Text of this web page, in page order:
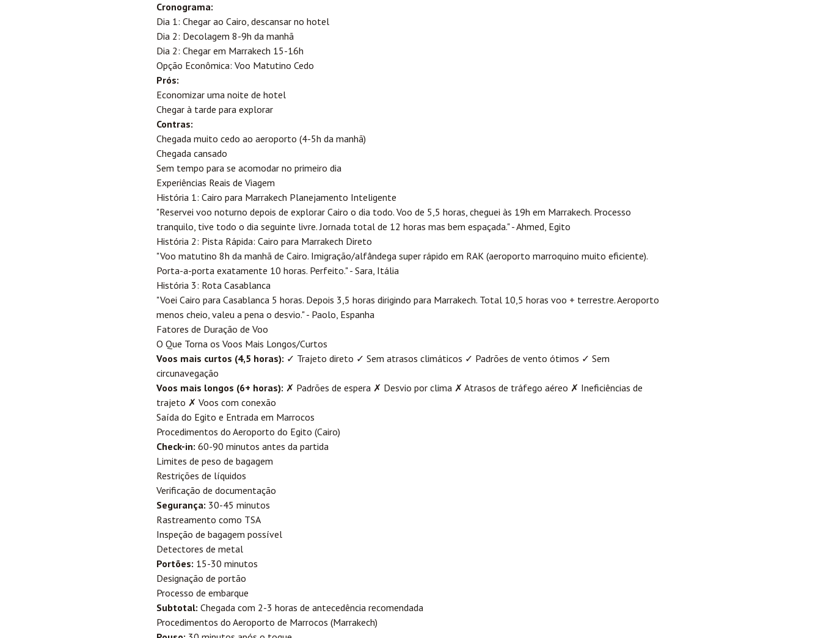
Cronograma:
Dia 1: Chegar ao Cairo, descansar no hotel
Dia 2: Decolagem 8-9h da manhã
Dia 2: Chegar em Marrakech 15-16h
Opção Econômica: Voo Matutino Cedo
Prós:
Economizar uma noite de hotel
Chegar à tarde para explorar
Contras:
Chegada muito cedo ao aeroporto (4-5h da manhã)
Chegada cansado
Sem tempo para se acomodar no primeiro dia
Experiências Reais de Viagem
História 1: Cairo para Marrakech Planejamento Inteligente
"Reservei voo noturno depois de explorar Cairo o dia todo. Voo de 5,5 horas, cheguei às 19h em Marrakech. Processo
tranquilo, tive todo o dia seguinte livre. Jornada total de 12 horas mas bem espaçada." - Ahmed, Egito
História 2: Pista Rápida: Cairo para Marrakech Direto
"Voo matutino 8h da manhã de Cairo. Imigração/alfândega super rápido em RAK (aeroporto marroquino muito eficiente).
Porta-a-porta exatamente 10 horas. Perfeito." - Sara, Itália
História 3: Rota Casablanca
"Voei Cairo para Casablanca 5 horas. Depois 3,5 horas dirigindo para Marrakech. Total 10,5 horas voo + terrestre. Aeroporto
menos cheio, valeu a pena o desvio." - Paolo, Espanha
Fatores de Duração de Voo
O Que Torna os Voos Mais Longos/Curtos
Voos mais curtos (4,5 horas): ✓ Trajeto direto ✓ Sem atrasos climáticos ✓ Padrões de vento ótimos ✓ Sem
circunavegação
Voos mais longos (6+ horas): ✗ Padrões de espera ✗ Desvio por clima ✗ Atrasos de tráfego aéreo ✗ Ineficiências de
trajeto ✗ Voos com conexão
Saída do Egito e Entrada em Marrocos
Procedimentos do Aeroporto do Egito (Cairo)
Check-in: 60-90 minutos antes da partida
Limites de peso de bagagem
Restrições de líquidos
Verificação de documentação
Segurança: 30-45 minutos
Rastreamento como TSA
Inspeção de bagagem possível
Detectores de metal
Portões: 15-30 minutos
Designação de portão
Processo de embarque
Subtotal: Chegada com 2-3 horas de antecedência recomendada
Procedimentos do Aeroporto de Marrocos (Marrakech)